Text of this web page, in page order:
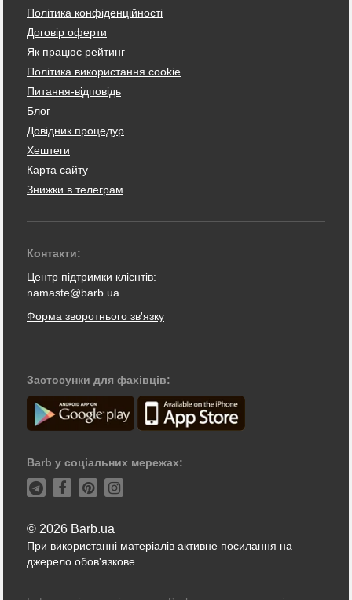
Політика конфіденційності
Договір оферти
Як працює рейтинг
Політика використання cookie
Питання-відповідь
Блог
Довідник процедур
Хештеги
Карта сайту
Знижки в телеграм
Контакти:
Центр підтримки клієнтів:
namaste@barb.ua
Форма зворотнього зв'язку
Застосунки для фахівців:
Barb у соціальних мережах:
© 2026 Barb.ua
При використанні матеріалів активне посилання на
джерело обов'язкове